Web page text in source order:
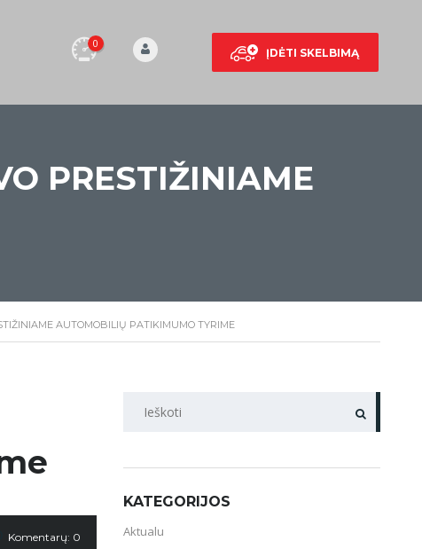
ĮDĖTI SKELBIMĄ
0
PRESTIŽINIAME
AUTOMOBILIŲ PATIKIMUMO TYRIME
Komentarų: 0
PAIEŠKA
KATEGORIJOS
Aktualu